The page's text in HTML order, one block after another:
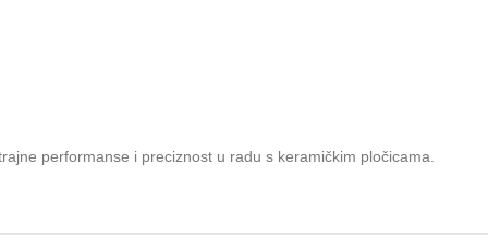
performanse i preciznost u radu s keramičkim pločicama.